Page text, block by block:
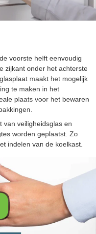
voorste helft eenvoudig
zijkant onder het achterste
maakt het mogelijk
te maken in het
plaats voor het bewaren
van veiligheidsglas en
worden geplaatst. Zo
indelen van de koelkast.